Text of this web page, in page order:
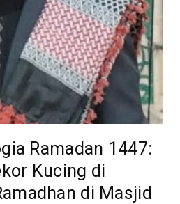
Ramadan 1447:
Kucing di
di Masjid